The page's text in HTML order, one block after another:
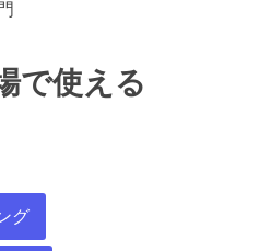
で使える
グ